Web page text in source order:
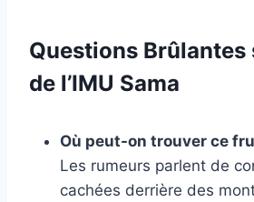
Questions Brûlantes
de l’IMU Sama
Où peut-on trouver ce
Les rumeurs parlent de
cachées derrière des